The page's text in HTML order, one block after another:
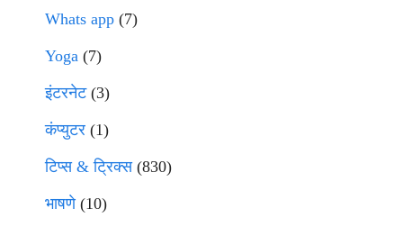
Whats app (7)
Yoga (7)
इंटरनेट(3)
कंप्युटर (1)
टिप्स & ट्रिक्स(830)
भाषणे(10)